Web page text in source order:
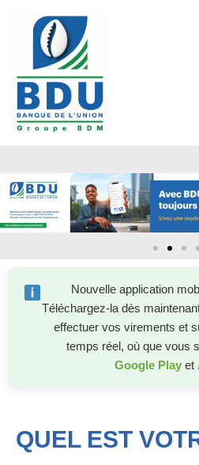
Nouvelle application
Téléchargez-la dès
effectuer vos virements et
temps réel, où que vous
Google Play et
QUEL EST